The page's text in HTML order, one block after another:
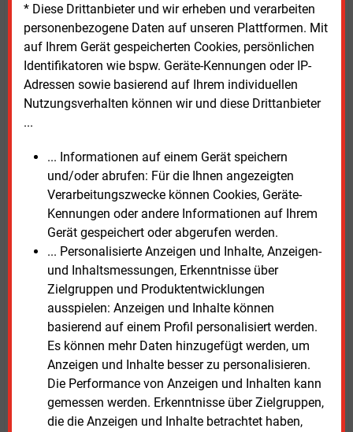
* Diese Drittanbieter und wir erheben und verarbeiten
personenbezogene Daten auf unseren Plattformen. Mit
auf Ihrem Gerät gespeicherten Cookies, persönlichen
Identifikatoren wie bspw. Geräte-Kennungen oder IP-
Adressen sowie basierend auf Ihrem individuellen
Nutzungsverhalten können wir und diese Drittanbieter
...
... Informationen auf einem Gerät speichern
und/oder abrufen: Für die Ihnen angezeigten
Verarbeitungszwecke können Cookies, Geräte-
Kennungen oder andere Informationen auf Ihrem
Gerät gespeichert oder abgerufen werden.
... Personalisierte Anzeigen und Inhalte, Anzeigen-
und Inhaltsmessungen, Erkenntnisse über
Zielgruppen und Produktentwicklungen
ausspielen: Anzeigen und Inhalte können
basierend auf einem Profil personalisiert werden.
Es können mehr Daten hinzugefügt werden, um
Anzeigen und Inhalte besser zu personalisieren.
Die Performance von Anzeigen und Inhalten kann
gemessen werden. Erkenntnisse über Zielgruppen,
die die Anzeigen und Inhalte betrachtet haben,
Transformation bei PWC. Die Unternehmen sorgten
sich, die Kunden aufgrund von Unzufriedenheit und
Sonderkündigungsrecht zu verlieren. Programme zur
Customer Experience und zur Kundenbindung
könnten diese Risiken jedoch minimieren.
Produktportfolios könnten wettbewerbsfähig bleiben.
„Dynamische Tarife, digitale Services und
kundennahe Zusatzprodukte bieten Chancen, sich zu
differenzieren, die Kundenbindung zu stärken und
neue Umsatzpotenziale zu erschließen.“
Das PWC-Papier mit dem Titel „Zukunft der
Energieversorger im Fokus – Strategische
Optimierung des Produktportfolios 2025“ steht zum
Download zur Verfügung.
Freitag, 1.08.2025, 15:14 Uhr
Fritz Wilhelm